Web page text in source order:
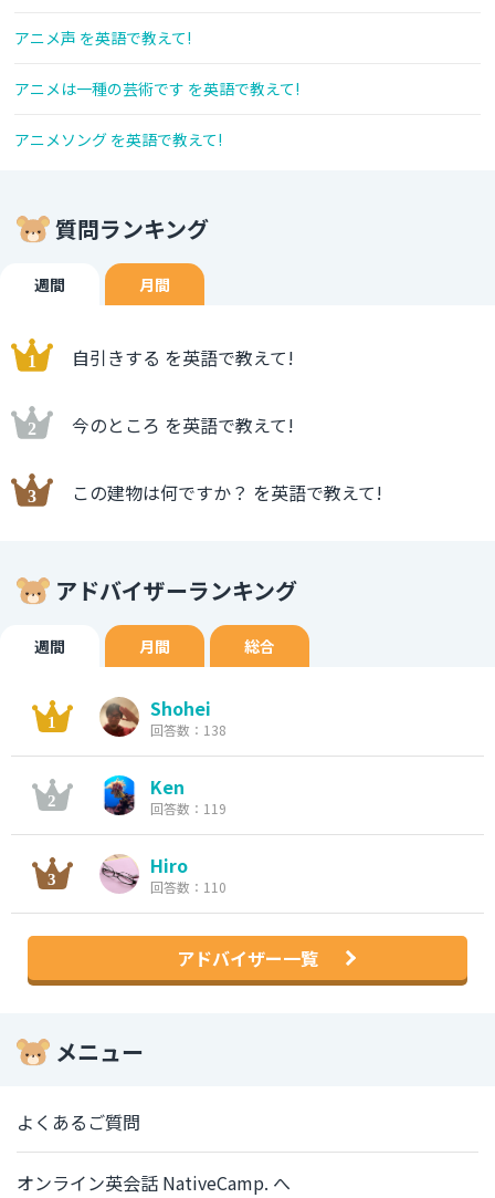
アニメ声 を英語で教えて!
アニメは一種の芸術です を英語で教えて!
アニメソング を英語で教えて!
質問ランキング
週間 月間
自引きする を英語で教えて!
今のところ を英語で教えて!
この建物は何ですか？ を英語で教えて!
アドバイザーランキング
週間 月間 総合
Shohei
回答数：138
Ken
回答数：119
Hiro
回答数：110
アドバイザー一覧
メニュー
よくあるご質問
オンライン英会話 NativeCamp. へ